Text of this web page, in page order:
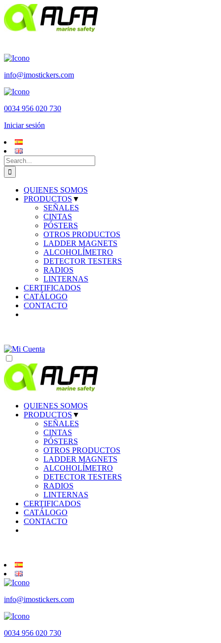
Skip
to
content
info@imostickers.com
0034 956 020 730
Iniciar sesión
Search
for:
QUIENES SOMOS
PRODUCTOS ▼
SEÑALES
CINTAS
PÓSTERS
OTROS PRODUCTOS
LADDER MAGNETS
ALCOHOLÍMETRO
DETECTOR TESTERS
RADIOS
LINTERNAS
CERTIFICADOS
CATÁLOGO
CONTACTO
QUIENES SOMOS
PRODUCTOS ▼
SEÑALES
CINTAS
PÓSTERS
OTROS PRODUCTOS
LADDER MAGNETS
ALCOHOLÍMETRO
DETECTOR TESTERS
RADIOS
LINTERNAS
CERTIFICADOS
CATÁLOGO
CONTACTO
info@imostickers.com
0034 956 020 730